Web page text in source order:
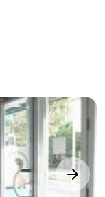
next